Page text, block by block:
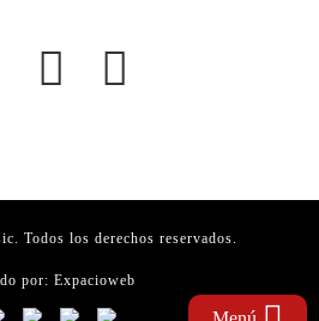
Todos los derechos reservados.
por: Expacioweb